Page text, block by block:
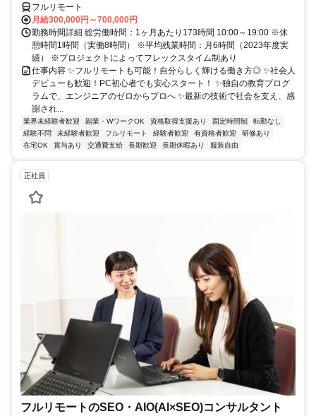
フルリモート
月給300,000円～700,000円
勤務時間詳細 総労働時間：1ヶ月あたり173時間 10:00～19:00 ※休
憩時間1時間（実働8時間） ※平均残業時間：月6時間（2023年度実
績） ※プロジェクトによってフレックスタイム制あり
仕事内容 ✨フルリモートも可能！自分らしく輝ける働き方◎ ✨社会人
デビューも歓迎！PC初心者でも安心スタート！ ✨独自の教育プログ
ラムで、エンジニアのゼロからプロへ ✨最新の技術で社会を支え、感
謝され...
業界未経験者歓迎 副業・WワークOK 資格取得支援あり 固定時間制
転勤なし
経験不問
未経験者歓迎 フルリモート 経験者歓迎 有資格者歓迎
研修あり
在宅OK
賞与あり 交通費支給 長期歓迎 長期休暇あり 服装自由
正社員
フルリモートのSEO・AIO(AI×SEO)コンサルタント